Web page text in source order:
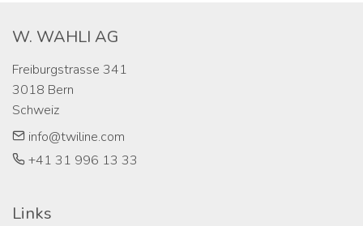
W. WAHLI AG
Freiburgstrasse 341
3018 Bern
Schweiz
info@twiline.com
+41 31 996 13 33
Links